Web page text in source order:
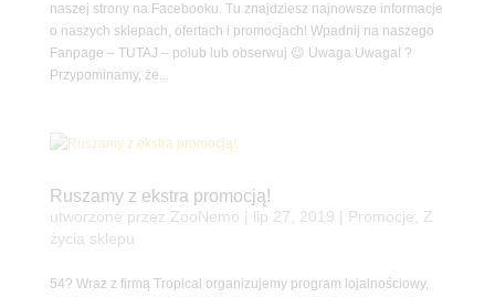
naszej strony na Facebooku. Tu znajdziesz najnowsze informacje
o naszych sklepach, ofertach i promocjach! Wpadnij na naszego
Fanpage – TUTAJ – polub lub obserwuj 😉 Uwaga Uwaga! ?
Przypominamy, że...
Ruszamy z ekstra promocją!
utworzone przez ZooNemo lip 27, 2019 Promocje
Z
życia sklepu
54? Wraz z firmą Tropical organizujemy program lojalnościowy,